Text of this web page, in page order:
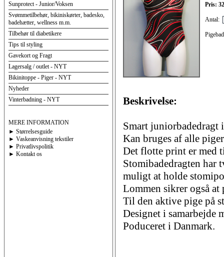
Sunprotect - Junior/Voksen
Svømmetilbehør, bikiniskørter, badesko,
badehætter, wellness m.m.
Tilbehør til diabetikere
Tips til styling
Gavekort og Fragt
Lagersalg / outlet - NYT
Bikinitoppe - Piger - NYT
Nyheder
Vinterbadning - NYT
MERE INFORMATION
► Størrelsesguide
► Vaskeanvisning tekstiler
► Privatlivspolitik
► Kontakt os
Pris:
Antal:
Beskrivelse:
Smart
Kan bruges af alle
Det flotte print er med
Stomibadedragten har
muligt at holde
Lommen sikrer også
Til den aktive pige på
Designet i samarbejde
Poduceret i Danmark.